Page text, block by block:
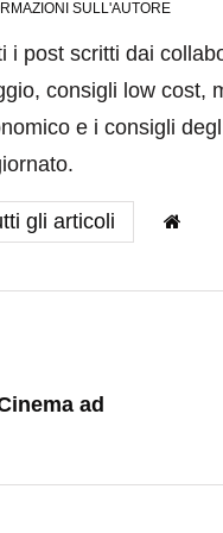
SULL'AUTORE
i post scritti dai
consigli low cost,
e i consigli
gli articoli
ad